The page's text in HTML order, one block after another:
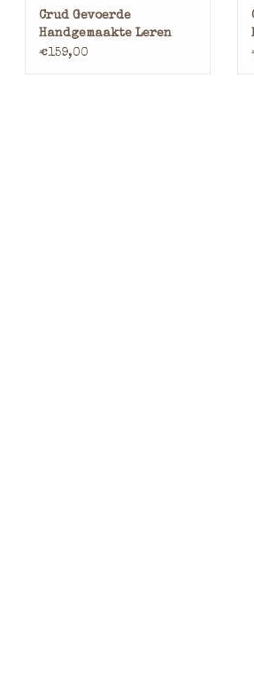
Crud Gevoerde
Handgemaakte Leren
Handschoenen
€159,00